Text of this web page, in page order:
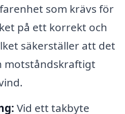
som krävs för
på ett korrekt och
säkerställer att det
motståndskraftigt
Vid ett takbyte